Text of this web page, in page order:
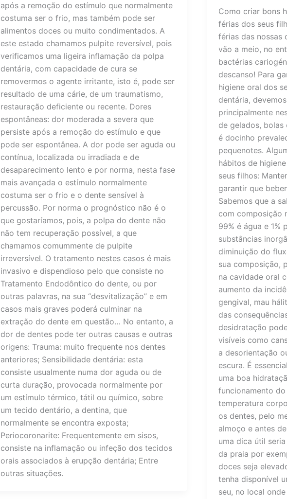
após a remoção do estímulo que normalmente
costuma ser o frio, mas também pode ser
alimentos doces ou muito condimentados. A
este estado chamamos pulpite reversível, pois
verificamos uma ligeira inflamação da polpa
dentária, com capacidade de cura se
removermos o agente irritante, isto é, pode ser
resultado de uma cárie, de um traumatismo,
restauração deficiente ou recente. Dores
espontâneas: dor moderada a severa que
persiste após a remoção do estímulo e que
pode ser espontânea. A dor pode ser aguda ou
contínua, localizada ou irradiada e de
desaparecimento lento e por norma, nesta fase
mais avançada o estímulo normalmente
costuma ser o frio e o dente sensível à
percussão. Por norma o prognóstico não é o
que gostaríamos, pois, a polpa do dente não
não tem recuperação possível, a que
chamamos comummente de pulpite
irreversível. O tratamento nestes casos é mais
invasivo e dispendioso pelo que consiste no
Tratamento Endodôntico do dente, ou por
outras palavras, na sua “desvitalização” e em
casos mais graves poderá culminar na
extração do dente em questão… No entanto, a
dor de dentes pode ter outras causas e outras
origens: Trauma: muito frequente nos dentes
anteriores; Sensibilidade dentária: esta
consiste usualmente numa dor aguda ou de
curta duração, provocada normalmente por
um estímulo térmico, tátil ou químico, sobre
um tecido dentário, a dentina, que
normalmente se encontra exposta;
Periocoronarite: Frequentemente em sisos,
consiste na inflamação ou infeção dos tecidos
orais associados à erupção dentária; Entre
outras situações.
Como criar bons
férias dos seus
férias das nossas
vão a meio, no
bactérias
descanso! Para
higiene oral dos
dentária,
principalmente
de gelados,
é docinho
pequenotes.
hábitos de
seus filhos:
garantir que
Sabemos que a
com composição
99% é água e 1%
substâncias
diminuição do
sua composição,
na cavidade oral
aumento da
gengival, mau
das
desidratação
visíveis como
a desorientação
escura. É
uma boa
funcionamento
temperatura
os dentes, pelo
almoço e antes
uma dica útil
da praia por
doces seja
tenha disponível
seu, no local